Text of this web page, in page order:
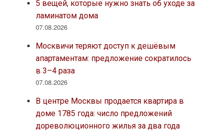
5 вещей, которые нужно знать об уходе за
ламинатом дома
07.08.2026
Москвичи теряют доступ к дешёвым
апартаментам: предложение сократилось
в 3–4 раза
07.08.2026
В центре Москвы продается квартира в
доме 1785 года: число предложений
дореволюционного жилья за два года